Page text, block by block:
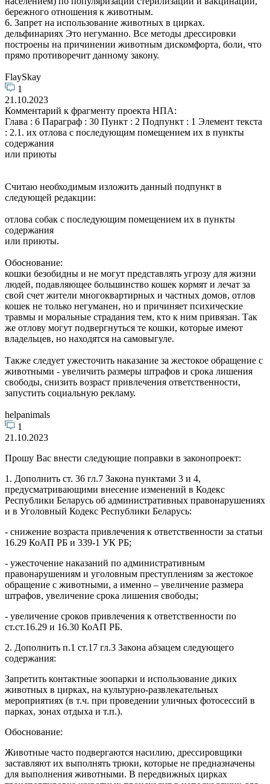
бережного отношения к животным.
6. Запрет на использование животных в цирках.
дельфинариях Это негуманно. Все методы дрессировки
построены на причинении животным дискомфорта, боли, что
прямо противоречит данному закону.
FlaySkay
1
21.10.2023
Комментарий к фрагменту проекта НПА:
Глава : 6 Параграф : 30 Пункт : 2 Подпункт : 1 Элемент текста
: 2.1. их отлова с последующим помещением их в пункты
содержания
или приюты
Считаю необходимым изложить данный подпункт в
следующей редакции:
отлова собак с последующим помещением их в пункты
содержания
или приюты.
Обоснование:
кошки безобидны и не могут представлять угрозу для жизни
людей, подавляющее большинство кошек кормят и лечат за
свой счет жители многоквартирных и частных домов, отлов
кошек не только негуманен, но и причиняет психические
травмы и моральные страдания тем, кто к ним привязан. Так
же отлову могут подвергнуться те кошки, которые имеют
владельцев, но находятся на самовыгуле.
Также следует ужесточить наказание за жестокое обращение с
животными - увеличить размеры штрафов и срока лишения
свободы, снизить возраст привлечения ответственности,
запустить социальную рекламу.
helpanimals
1
21.10.2023
Прошу Вас внести следующие поправки в законопроект:
1. Дополнить ст. 36 гл.7 Закона пунктами 3 и 4,
предусматривающими внесение изменений в Кодекс
Республики Беларусь об административных правонарушениях
и в Уголовный Кодекс Республики Беларусь:
- снижение возраста привлечения к ответственности за статьи
16.29 КоАП РБ и 339-1 УК РБ;
- ужесточение наказаний по административным
правонарушениям и уголовным преступлениям за жестокое
обращение с животными, а именно – увеличение размера
штрафов, увеличение срока лишения свободы;
- увеличение сроков привлечения к ответственности по
ст.ст.16.29 и 16.30 КоАП РБ.
2. Дополнить п.1 ст.17 гл.3 Закона абзацем следующего
содержания:
Запретить контактные зоопарки и использование диких
животных в цирках, на культурно-развлекательных
мероприятиях (в т.ч. при проведении уличных фотосессий в
парках, зонах отдыха и т.п.).
Обоснование:
Животные часто подвергаются насилию, дрессировщики
заставляют их выполнять трюки, которые не предназначены
для выполнения животными. В передвижных цирках